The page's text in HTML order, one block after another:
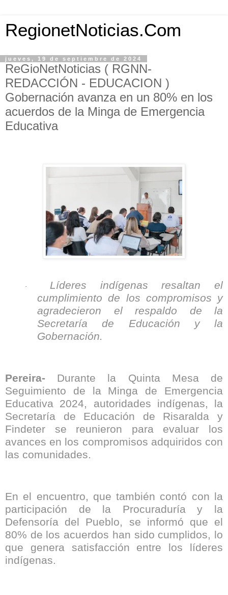
RegionetNoticias.Com
jueves, 19 de septiembre de 2024
ReGioNetNoticias ( RGNN-
REDACCIÓN - EDUCACION )
Gobernación avanza en un 80% en los
acuerdos de la Minga de Emergencia
Educativa
·
Líderes indígenas resaltan el
cumplimiento de los compromisos y
agradecieron el respaldo de la
Secretaría de Educación y la
Gobernación.
Pereira- Durante la Quinta Mesa de
Seguimiento de la Minga de Emergencia
Educativa 2024, autoridades indígenas, la
Secretaría de Educación de Risaralda y
Findeter se reunieron para evaluar los
avances en los compromisos adquiridos con
las comunidades.
En el encuentro, que también contó con la
participación de la Procuraduría y la
Defensoría del Pueblo, se informó que el
80% de los acuerdos han sido cumplidos, lo
que genera satisfacción entre los líderes
indígenas.